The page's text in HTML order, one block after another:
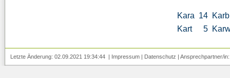
Kara 14 Karb
Kart
5
Letzte Änderung: 02.09.2021 19:34:44 | Impressum | Datenschutz | Ansprechpartner/